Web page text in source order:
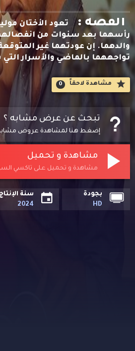
القصه :
تعود الأختان
رأسهما بعد سنوات من
والدهما. إن عودتهما غير
تواجههما بالماضي والأسرار
مشاهدة لاحقاََ 0
تبحث عن عرض مشابه ؟
إضغط هنا لمشاهدة عروض
مشاهدة و تحميل
مشاهدة و تحميل على تاكسي
بجودة
HD
سنة الإنتاج
2024